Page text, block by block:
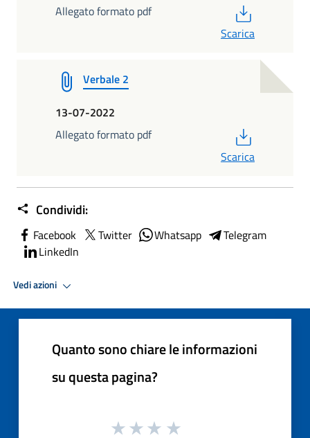
Allegato formato pdf
Scarica
Verbale 2
13-07-2022
Allegato formato pdf
Scarica
Condividi:
Facebook Twitter Whatsapp
Telegram
LinkedIn
Vedi azioni
Quanto sono chiare le informazioni
su questa pagina?